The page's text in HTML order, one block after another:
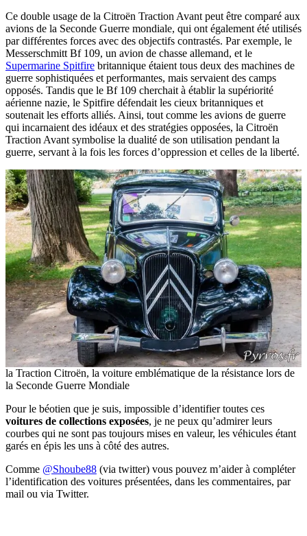
Ce double usage de la Citroën Traction Avant peut être comparé aux
avions de la Seconde Guerre mondiale, qui ont également été utilisés
par différentes forces avec des objectifs contrastés. Par exemple, le
Messerschmitt Bf 109, un avion de chasse allemand, et le
Supermarine Spitfire britannique étaient tous deux des machines de
guerre sophistiquées et performantes, mais servaient des camps
opposés. Tandis que le Bf 109 cherchait à établir la supériorité
aérienne nazie, le Spitfire défendait les cieux britanniques et
soutenait les efforts alliés. Ainsi, tout comme les avions de guerre
qui incarnaient des idéaux et des stratégies opposées, la Citroën
Traction Avant symbolise la dualité de son utilisation pendant la
guerre, servant à la fois les forces d’oppression et celles de la liberté.
la Traction Citroën, la voiture emblématique de la résistance lors de
la Seconde Guerre Mondiale
Pour le béotien que je suis, impossible d’identifier toutes ces
voitures de collections exposées, je ne peux qu’admirer leurs
courbes qui ne sont pas toujours mises en valeur, les véhicules étant
garés en épis les uns à côté des autres.
Comme @Shoube88 (via twitter) vous pouvez m’aider à compléter
l’identification des voitures présentées, dans les commentaires, par
mail ou via Twitter.